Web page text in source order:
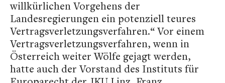
willkürlichen Vorgehens der
Landesregierungen ein potenziell teures
Vertragsverletzungsverfahren.“ Vor einem
Vertragsverletzungsverfahren, wenn in
Österreich weiter Wölfe gejagt werden,
hatte auch der Vorstand des Instituts für